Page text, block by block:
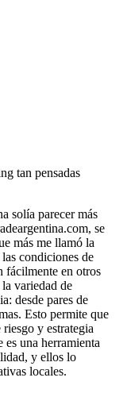
tan pensadas
solía parecer más
se
más me llamó la
condiciones de
fácilmente en otros
variedad de
desde pares de
Esto permite que
y estrategia
una herramienta
y ellos lo
locales.